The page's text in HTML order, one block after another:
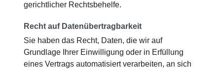
gerichtlicher Rechtsbehelfe.
Recht auf Datenübertragbarkeit
Sie haben das Recht, Daten, die wir auf
Grundlage Ihrer Einwilligung oder in Erfüllung
eines Vertrags automatisiert verarbeiten, an sich